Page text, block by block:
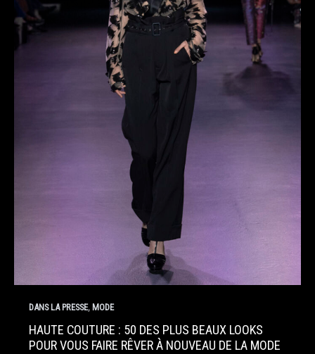
DANS LA PRESSE, MODE
HAUTE COUTURE : 50 DES PLUS BEAUX LOOKS
POUR VOUS FAIRE RÊVER À NOUVEAU DE LA MODE